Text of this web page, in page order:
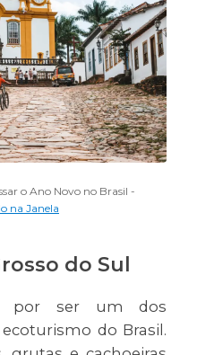
o Ano Novo no Brasil -
na Janela
do Sul
por ser um dos
do Brasil.